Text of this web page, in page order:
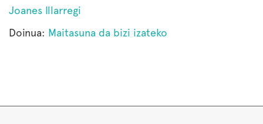
Joanes Illarregi
Doinua: Maitasuna da bizi izateko